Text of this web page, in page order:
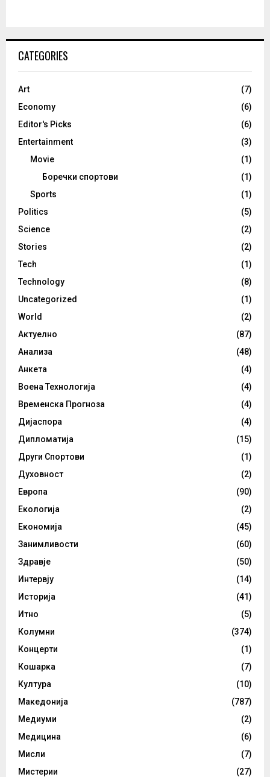
CATEGORIES
Art
(7)
Economy
(6)
Editor's Picks
(6)
Entertainment
(3)
Movie
(1)
Боречки спортови
(1)
Sports
(1)
Politics
(5)
Science
(2)
Stories
(2)
Tech
(1)
Technology
(8)
Uncategorized
(1)
World
(2)
Актуелно
(87)
Анализа
(48)
Анкета
(4)
Воена Технологија
(4)
Временска Прогноза
(4)
Дијаспора
(4)
Дипломатија
(15)
Други Спортови
(1)
Духовност
(2)
Европа
(90)
Екологија
(2)
Економија
(45)
Занимливости
(60)
Здравје
(50)
Интервју
(14)
Историја
(41)
Итно
(5)
Колумни
(374)
Концерти
(1)
Кошарка
(7)
Култура
(10)
Македонија
(787)
Медиуми
(2)
Медицина
(6)
Мисли
(7)
Мистерии
(27)